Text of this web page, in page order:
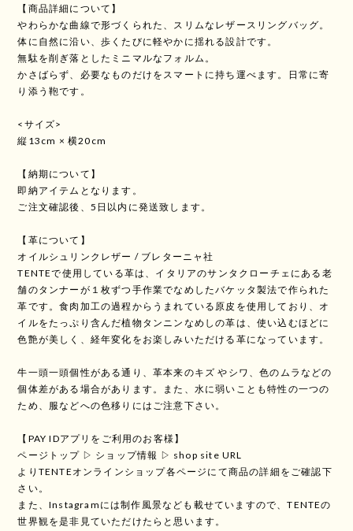
【商品詳細について】
やわらかな曲線で形づくられた、スリムなレザースリングバッグ。
体に自然に沿い、歩くたびに軽やかに揺れる設計です。
無駄を削ぎ落としたミニマルなフォルム。
かさばらず、必要なものだけをスマートに持ち運べます。日常に寄
り添う鞄です。
<サイズ>
縦13cm × 横20cm
【納期について】
即納アイテムとなります。
ご注文確認後、5日以内に発送致します。
【革について】
オイルシュリンクレザー / ブレターニャ社
TENTEで使用している革は、イタリアのサンタクローチェにある老
舗のタンナーが１枚ずつ手作業でなめしたバケッタ製法で作られた
革です。食肉加工の過程からうまれている原皮を使用しており、オ
イルをたっぷり含んだ植物タンニンなめしの革は、使い込むほどに
色艶が美しく、経年変化をお楽しみいただける革になっています。
牛一頭一頭個性がある通り、革本来のキズ やシワ、色のムラなどの
個体差がある場合があります。また、水に弱いことも特性の一つの
ため、服などへの色移りにはご注意下さい。
【PAY IDアプリをご利用のお客様】
ページトップ ▷ ショップ情報 ▷ shop site URL
よりTENTEオンラインショップ各ページにて商品の詳細をご確認下
さい。
また、Instagramには制作風景なども載せていますので、TENTEの
世界観を是非見ていただけたらと思います。